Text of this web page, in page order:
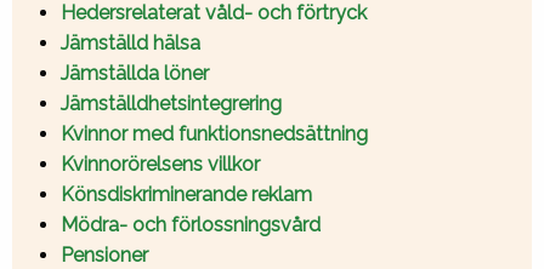
Hedersrelaterat våld- och förtryck
Jämställd hälsa
Jämställda löner
Jämställdhetsintegrering
Kvinnor med funktionsnedsättning
Kvinnorörelsens villkor
Könsdiskriminerande reklam
Mödra- och förlossningsvård
Pensioner